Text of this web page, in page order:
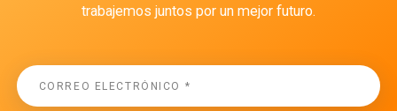
trabajemos juntos por un mejor futuro.